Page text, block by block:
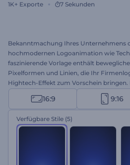
1K+ Exporte 7 Sekunden
Bekanntmachung Ihres Unternehmens
hochmodernen Logoanimation wie
faszinierende Vorlage enthält
Pixelformen und Linien, die Ihr
Hightech-Effekt zum Vorschein bringen.
geben Sie Ihren Slogan ein, und Sie
professionell animierte Logoanimation.
technische Produkte, Unternehmen,
kreative Projekte zu bewerben. Probieren
16:9 9:16
Verfügbare Stile (5)